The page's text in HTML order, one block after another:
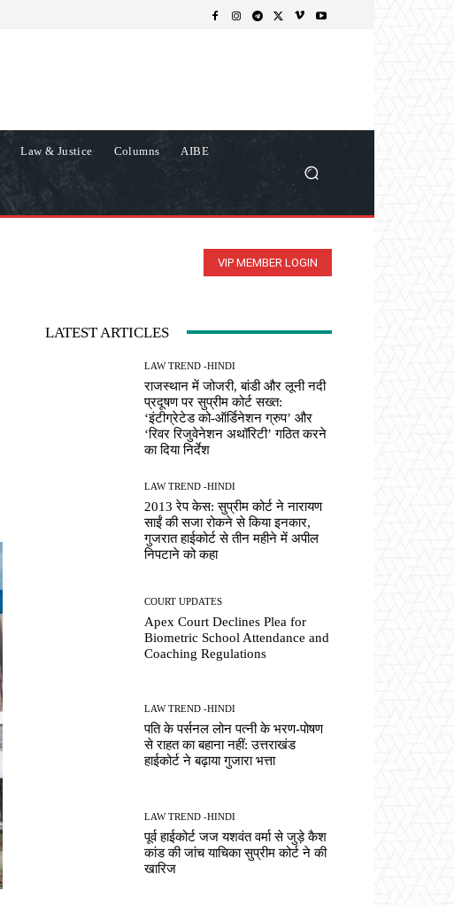
Law & Justice Columns AIBE
VIP MEMBER LOGIN
LATEST ARTICLES
LAW TREND -HINDI
राजस्थान में जोजरी, बांडी और लूनी नदी
प्रदूषण पर सुप्रीम कोर्ट सख्त:
‘इंटीग्रेटेड को-ऑर्डिनेशन ग्रुप’ और
‘रिवर रिजुवेनेशन अथॉरिटी’ गठित करने
का दिया निर्देश
LAW TREND -HINDI
2013 रेप केस: सुप्रीम कोर्ट ने नारायण
साईं की सजा रोकने से किया इनकार,
गुजरात हाईकोर्ट से तीन महीने में अपील
निपटाने को कहा
COURT UPDATES
Apex Court Declines Plea for
Biometric School Attendance and
Coaching Regulations
LAW TREND -HINDI
पति के पर्सनल लोन पत्नी के भरण-पोषण
से राहत का बहाना नहीं: उत्तराखंड
हाईकोर्ट ने बढ़ाया गुजारा भत्ता
LAW TREND -HINDI
पूर्व हाईकोर्ट जज यशवंत वर्मा से जुड़े कैश
कांड की जांच याचिका सुप्रीम कोर्ट ने की
खारिज